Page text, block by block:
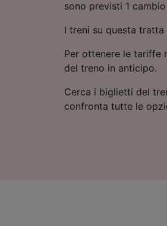
sono previsti 1
I treni su questa tratta
Per ottenere le tariffe
del treno in anticipo.
Cerca i biglietti del
confronta tutte le